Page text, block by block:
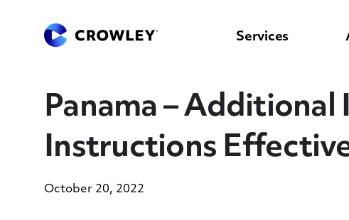
Services
Panama –
Instructions
October 20, 2022